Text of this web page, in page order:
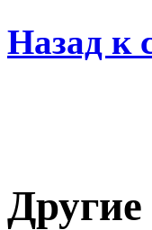
Назад к